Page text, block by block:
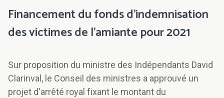
Financement du fonds d’indemnisation
des victimes de l’amiante pour 2021
Sur proposition du ministre des Indépendants David
Clarinval, le Conseil des ministres a approuvé un
projet d'arrêté royal fixant le montant du